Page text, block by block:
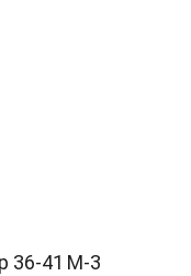
36-41 М-3